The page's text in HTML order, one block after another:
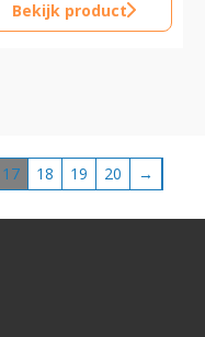
Bekijk product
17 18 19 20 →